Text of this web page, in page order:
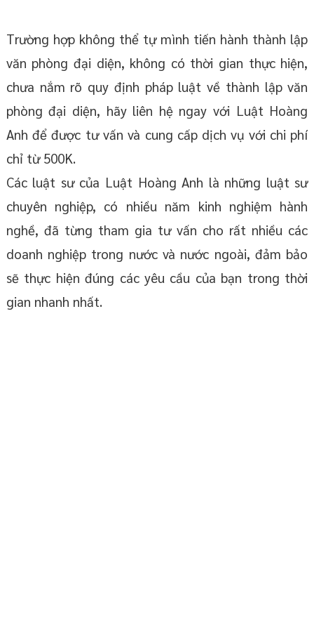
Trường hợp không thể tự mình tiến hành thành lập
văn phòng đại diện, không có thời gian thực hiện,
chưa nắm rõ quy định pháp luật về thành lập văn
phòng đại diện, hãy liên hệ ngay với Luật Hoàng
Anh để được tư vấn và cung cấp dịch vụ với chi phí
chỉ từ 500K.
Các luật sư của Luật Hoàng Anh là những luật sư
chuyên nghiệp, có nhiều năm kinh nghiệm hành
nghề, đã từng tham gia tư vấn cho rất nhiều các
doanh nghiệp trong nước và nước ngoài, đảm bảo
sẽ thực hiện đúng các yêu cầu của bạn trong thời
gian nhanh nhất.